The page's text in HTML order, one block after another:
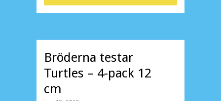
Bröderna testar
Turtles – 4-pack 12
cm